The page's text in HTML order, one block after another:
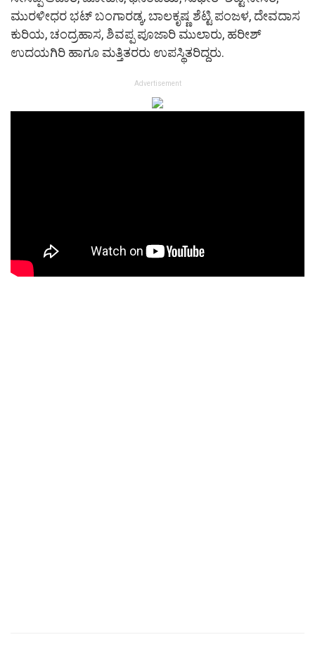
ಮುರಳೀಧರ ಭಟ್ ಬಂಗಾರಡ್ಕ, ಬಾಲಕೃಷ್ಣ ಶೆಟ್ಟಿ ಪಂಜಳ, ದೇವದಾಸ
ಕುರಿಯ, ಚಂದ್ರಹಾಸ, ಶಿವಪ್ಪ ಪೂಜಾರಿ ಮುಲಾರು, ಹರೀಶ್
ಉದಯಗಿರಿ ಹಾಗೂ ಮತ್ತಿತರರು ಉಪಸ್ಥಿತರಿದ್ದರು.
Advertisement